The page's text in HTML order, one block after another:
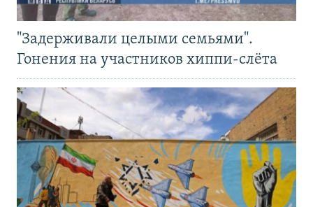
"Задерживали целыми семьями".
Гонения на участников хиппи-слёта